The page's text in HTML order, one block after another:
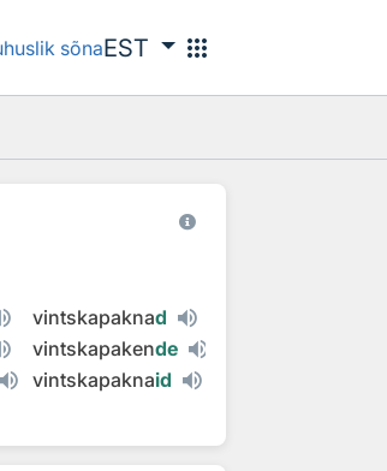
sõnaEST apps
vintskapaknad
vintskapakende
vintskapaknaid